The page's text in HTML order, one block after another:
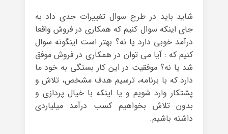
شاید باید در طرح سوال تغییرات جدی داد به
جای اینکه سوال کنیم که همکاری در فروش واقعا
درآمد خوبی دارد یا نه؟ بهتر است اینگونه سوال
کنیم که : آیا می توان در همکاری در فروش موفق
شد یا نه؟ موفقیت در این کار بستگی به خود ما
دارد که با برنامه، ترسیم هدف مشخص، تلاش و
پشتکار وارد شویم و یا اینکه با خیال پردازی و
بدون تلاش بخواهیم کسب درآمد میلیاردی
داشته باشیم.